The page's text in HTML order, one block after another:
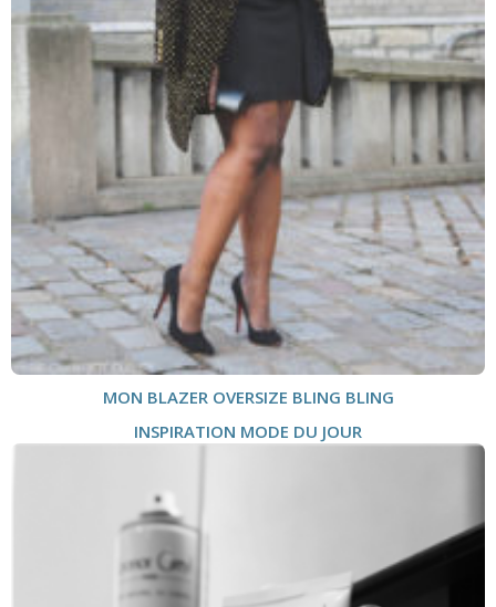
MON BLAZER OVERSIZE BLING BLING
INSPIRATION MODE DU JOUR